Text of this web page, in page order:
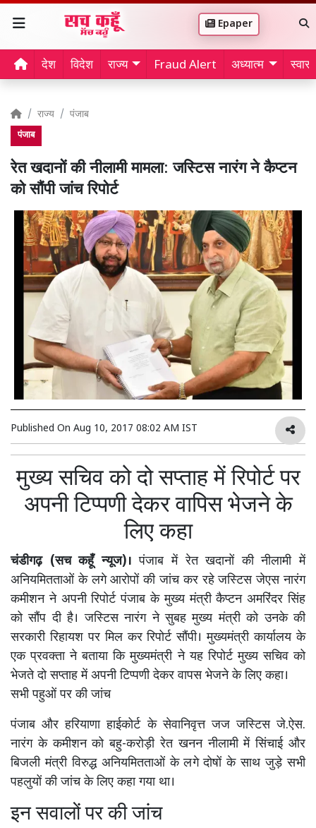
Epaper
देश विदेश राज्य Fraud Alert अध्यात्म
राज्य पंजाब
पंजाब
रेत खदानों की नीलामी मामला: जस्टिस नारंग ने कैप्टन
को सौंपी जांच रिपोर्ट
Published On Aug 10, 2017 08:02 AM IST
मुख्य सचिव को दो सप्ताह में रिपोर्ट पर
अपनी टिप्पणी देकर वापिस भेजने के
लिए कहा
चंडीगढ़ (सच कहूँ न्यूज)। पंजाब में रेत खदानों की नीलामी में
अनियमितताओं के लगे आरोपों की जांच कर रहे जस्टिस जेएस नारंग
कमीशन ने अपनी रिपोर्ट पंजाब के मुख्य मंत्री कैप्टन अमरिंदर सिंह
को सौंप दी है। जस्टिस नारंग ने सुबह मुख्य मंत्री को उनके की
सरकारी रिहायश पर मिल कर रिपोर्ट सौंपी। मुख्यमंत्री कार्यालय के
एक प्रवक्ता ने बताया कि मुख्यमंत्री ने यह रिपोर्ट मुख्य सचिव को
भेजते दो सप्ताह में अपनी टिप्पणी देकर वापस भेजने के लिए कहा।
सभी पहुओं पर की जांच
पंजाब और हरियाणा हाईकोर्ट के सेवानिवृत्त जज जस्टिस जे.ऐस.
नारंग के कमीशन को बहु-करोड़ी रेत खनन नीलामी में सिंचाई और
बिजली मंत्री विरुद्ध अनियमितताओं के लगे दोषों के साथ जुड़े सभी
पहलुयों की जांच के लिए कहा गया था।
इन सवालों पर की जांच